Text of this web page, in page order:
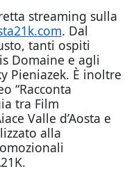
streaming sulla
. Dal
tanti ospiti
Domaine e agli
Pieniazek. È inoltre
“Racconta
tra Film
Valle d’Aosta e
alla